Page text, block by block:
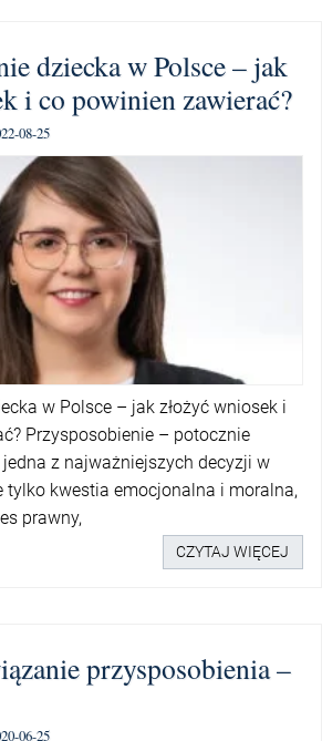
dziecka w Polsce – jak
i co powinien zawierać?
08-25
w Polsce – jak złożyć wniosek i
Przysposobienie – potocznie
z najważniejszych decyzji w
tylko kwestia emocjonalna i moralna,
prawny,
CZYTAJ WIĘCEJ
przysposobienia –
06-25